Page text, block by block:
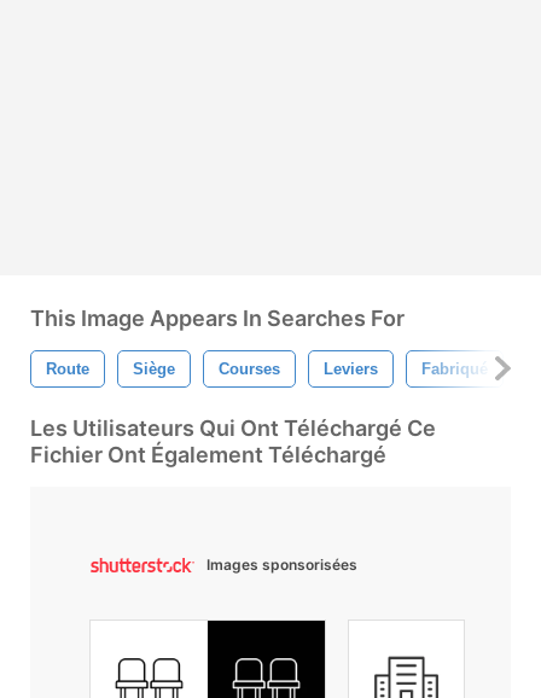
This Image Appears In Searches For
Route Siège Courses Leviers Fabriqué
Les Utilisateurs Qui Ont Téléchargé Ce
Fichier Ont Également Téléchargé
Images sponsorisées